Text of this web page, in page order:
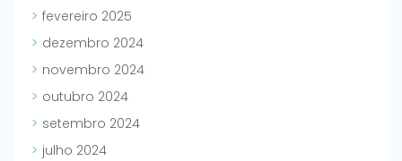
fevereiro 2025
dezembro 2024
novembro 2024
outubro 2024
setembro 2024
julho 2024